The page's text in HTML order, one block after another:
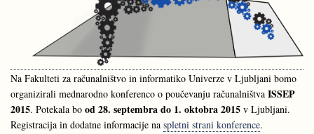
Na Fakulteti za računalništvo in informatiko Univerze v Ljubljani bomo
organizirali mednarodno konferenco o poučevanju računalništva ISSEP
2015. Potekala bo od 28. septembra do 1. oktobra 2015 v Ljubljani.
Registracija in dodatne informacije na spletni strani konference.